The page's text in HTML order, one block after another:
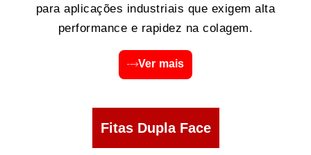
para aplicações industriais que exigem alta
performance e rapidez na colagem.
Ver mais
Fitas Dupla Face